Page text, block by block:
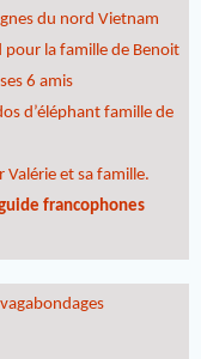
du nord Vietnam
pour la famille de Benoit
6 amis
d’éléphant famille de
et sa famille.
francophones